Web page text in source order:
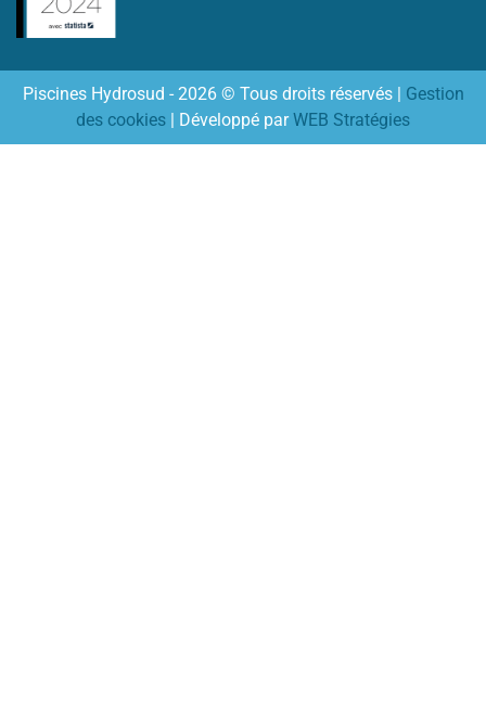
Piscines Hydrosud - 2026 © Tous droits réservés | Gestion
des cookies | Développé parWEB Stratégies